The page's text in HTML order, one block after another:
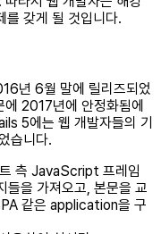
를 갖게 될 것입니다.
년 6월 말에 릴리즈되었
에 2017년에 안정화됨에
5에는 웹 개발자들의 기
습니다.
측 JavaScript 프레임
을 가져오고, 본문을 교
같은 application을 구